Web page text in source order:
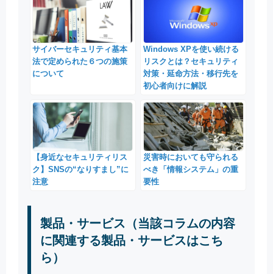
サイバーセキュリティ基本
法で定められた６つの施策
について
Windows XPを使い続ける
リスクとは？セキュリティ
対策・延命方法・移行先を
初心者向けに解説
【身近なセキュリティリス
ク】SNSの“なりすまし”に
注意
災害時においても守られる
べき「情報システム」の重
要性
製品・サービス（当該コラムの内容
に関連する製品・サービスはこち
ら）